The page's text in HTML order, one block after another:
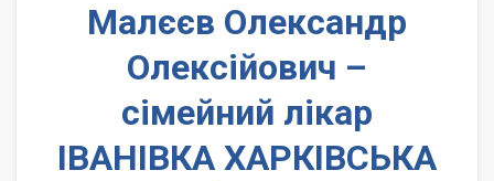
Малєєв Олександр
Олексійович –
сімейний лікар
ІВАНІВКА ХАРКІВСЬКА